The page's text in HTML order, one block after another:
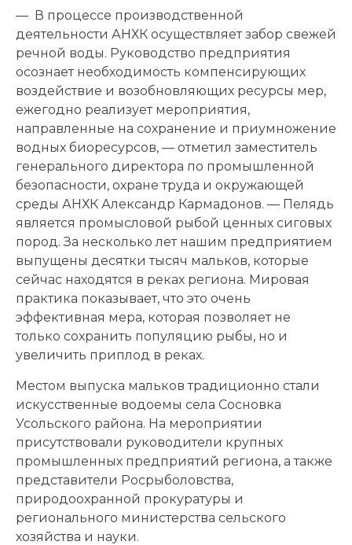
— В процессе производственной
деятельности АНХК осуществляет забор свежей
речной воды. Руководство предприятия
осознает необходимость компенсирующих
воздействие и возобновляющих ресурсы мер,
ежегодно реализует мероприятия,
направленные на сохранение и приумножение
водных биоресурсов, — отметил заместитель
генерального директора по промышленной
безопасности, охране труда и окружающей
среды АНХК Александр Кармадонов. — Пелядь
является промысловой рыбой ценных сиговых
пород. За несколько лет нашим предприятием
выпущены десятки тысяч мальков, которые
сейчас находятся в реках региона. Мировая
практика показывает, что это очень
эффективная мера, которая позволяет не
только сохранить популяцию рыбы, но и
увеличить приплод в реках.
Местом выпуска мальков традиционно стали
искусственные водоемы села Сосновка
Усольского района. На мероприятии
присутствовали руководители крупных
промышленных предприятий региона, а также
представители Росрыболовства,
природоохранной прокуратуры и
регионального министерства сельского
хозяйства и науки.